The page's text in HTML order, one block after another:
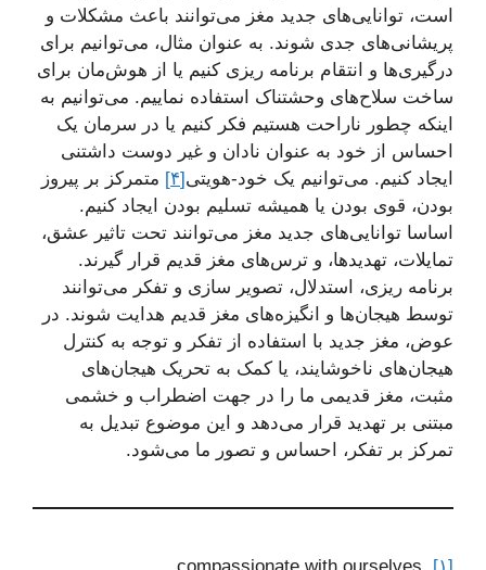
است، توانایی‌های جدید مغز می‌توانند باعث مشکلات و
پریشانی‌های جدی شوند. به عنوان مثال، می‌توانیم برای
درگیری‌ها و انتقام برنامه ریزی کنیم یا از هوش‌مان برای
ساخت سلاح‌های وحشتناک استفاده نماییم. می‌توانیم به
اینکه چطور ناراحت هستیم فکر کنیم یا در سرمان یک
احساس از خود به عنوان نادان و غیر دوست داشتنی
ایجاد کنیم. می‌توانیم یک خود-هویتی[۴]
متمرکز بر پیروز
بودن، قوی بودن یا همیشه تسلیم بودن ایجاد کنیم.
اساسا توانایی‌های جدید مغز می‌توانند تحت تاثیر عشق،
تمایلات، تهدیدها، و ترس‌های مغز قدیم قرار گیرند.
برنامه ریزی، استدلال، تصویر سازی و تفکر می‌توانند
توسط هیجان‌ها و انگیزه‌های مغز قدیم هدایت شوند. در
عوض، مغز جدید با استفاده از تفکر و توجه به کنترل
هیجان‌های ناخوشایند، یا کمک به تحریک هیجان‌های
مثبت، مغز قدیمی ما را در جهت اضطراب و خشمی
مبتنی بر تهدید قرار می‌دهد و این موضوع تبدیل به
تمرکز بر تفکر، احساس و تصور ما می‌شود.